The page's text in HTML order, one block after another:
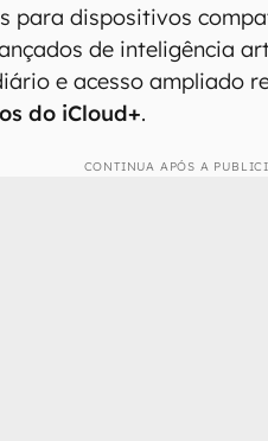
para dispositivos
de inteligência
e acesso ampliado
do iCloud+.
CONTINUA APÓS A